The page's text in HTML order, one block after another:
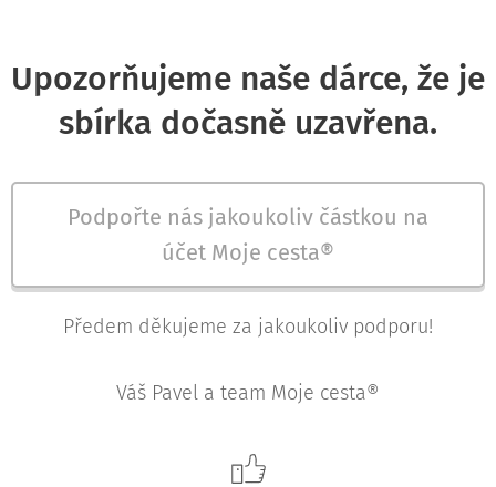
Upozorňujeme naše dárce, že je
sbírka dočasně uzavřena.
Podpořte nás jakoukoliv částkou na
účet Moje cesta®
Předem děkujeme za jakoukoliv podporu!
Váš Pavel a team Moje cesta®